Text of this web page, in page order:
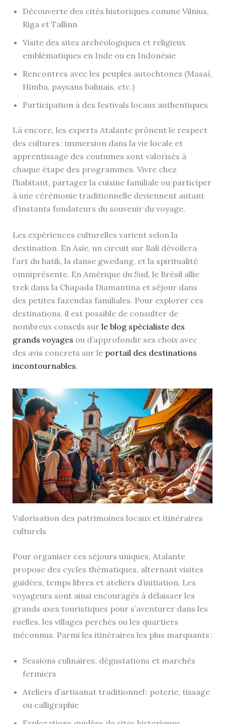
Découverte des cités historiques comme Vilnius,
Riga et Tallinn
Visite des sites archéologiques et religieux
emblématiques en Inde ou en Indonésie
Rencontres avec les peuples autochtones (Masaï,
Himba, paysans balinais, etc.)
Participation à des festivals locaux authentiques
Là encore, les experts Atalante prônent le respect
des cultures : immersion dans la vie locale et
apprentissage des coutumes sont valorisés à
chaque étape des programmes. Vivre chez
l’habitant, partager la cuisine familiale ou participer
à une cérémonie traditionnelle deviennent autant
d’instants fondateurs du souvenir du voyage.
Les expériences culturelles varient selon la
destination. En Asie, un circuit sur Bali dévoilera
l’art du batik, la danse gwedang, et la spiritualité
omniprésente. En Amérique du Sud, le Brésil allie
trek dans la Chapada Diamantina et séjour dans
des petites fazendas familiales. Pour explorer ces
destinations, il est possible de consulter de
nombreux conseils sur le blog spécialiste des
grands voyages ou d’approfondir ses choix avec
des avis concrets sur le portail des destinations
incontournables.
Valorisation des patrimoines locaux et itinéraires
culturels
Pour organiser ces séjours uniques, Atalante
propose des cycles thématiques, alternant visites
guidées, temps libres et ateliers d’initiation. Les
voyageurs sont ainsi encouragés à délaisser les
grands axes touristiques pour s’aventurer dans les
ruelles, les villages perchés ou les quartiers
méconnus. Parmi les itinéraires les plus marquants :
Sessions culinaires, dégustations et marchés
fermiers
Ateliers d’artisanat traditionnel : poterie, tissage
ou calligraphie